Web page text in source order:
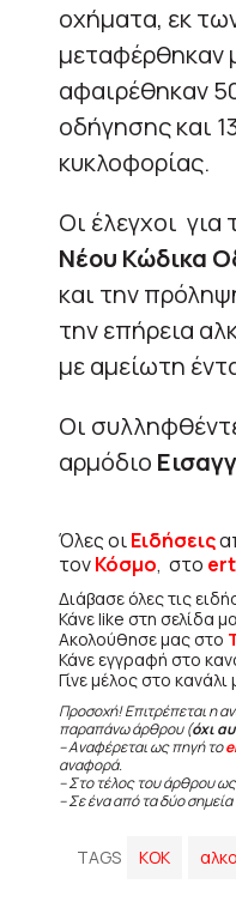
οχήματα, εκ
μεταφέρθηκαν
αφαιρέθηκαν
οδήγησης και
κυκλοφορίας.
Οι έλεγχοι
Νέου Κώδικα
και την
την επήρεια
με αμείωτη
Οι
αρμόδιο
Όλες οιΕιδήσεις
τονΚόσμο, στο
Διάβασε όλες τις
Κάνε like στη σελίδα
Ακολούθησε μας στο
Κάνε εγγραφή στο
Γίνε μέλος στο
Προσοχή! Επιτρέπεται η
παραπάνω άρθρου (όχι
– Αναφέρεται ως πηγή το
αναφορά.
– Στο τέλος του άρθρου
– Σε ένα από τα δύο
TAGS KOK